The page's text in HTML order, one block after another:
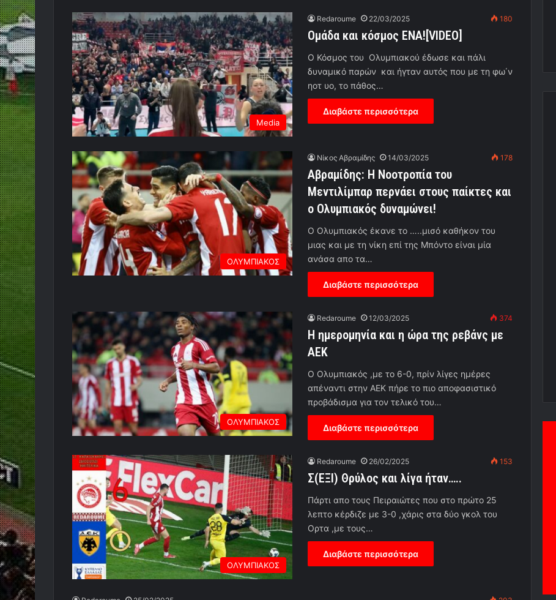
Media
Redaroume 22/03/2025 180
Ομάδα και κόσμος ΕΝΑ![VIDEO]
Ο Κόσμος του Ολυμπιακού έδωσε και πάλι
δυναμικό παρών και ήγταν αυτός που με τη φω΄ν
ηοτ υο, το πάθος…
Διαβάστε περισσότερα
ΟΛΥΜΠΙΑΚΟΣ
Νίκος Αβραμίδης 14/03/2025 178
Αβραμίδης: Η Νοοτροπία του
Μεντιλίμπαρ περνάει στους παίκτες και
ο Ολυμπιακός δυναμώνει!
O Oλυμπιακός έκανε το …..μισό καθήκον του
μιας και με τη νίκη επί της Μπόντο είναι μία
ανάσα απο τα…
Διαβάστε περισσότερα
ΟΛΥΜΠΙΑΚΟΣ
Redaroume 12/03/2025 374
Η ημερομηνία και η ώρα της ρεβάνς με
ΑΕΚ
Ο Ολυμπιακός ,με το 6-0, πρίν λίγες ημέρες
απέναντι στην ΑΕΚ πήρε το πιο αποφασιστικό
προβάδισμα για τον τελικό του…
Διαβάστε περισσότερα
ΟΛΥΜΠΙΑΚΟΣ
Redaroume 26/02/2025 153
Σ(ΕΞΙ) Θρύλος και λίγα ήταν…..
Πάρτι απο τους Πειραιώτες που στο πρώτο 25
λεπτο κέρδιζε με 3-0 ,χάρις στα δύο γκολ του
Ορτα ,με τους…
Διαβάστε περισσότερα